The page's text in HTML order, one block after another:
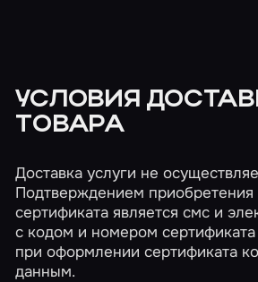
УСЛОВИЯ
ТОВАРА
Доставка услуги не
Подтверждением приобретения
сертификата является смс и
с кодом и номером
при оформлении сертификата
данным.